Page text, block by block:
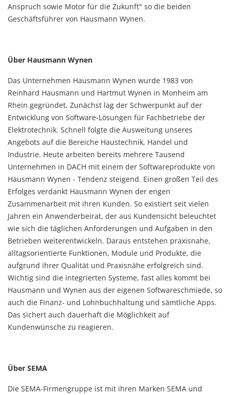
Anspruch sowie Motor für die Zukunft" so die beiden
Geschäftsführer von Hausmann Wynen.
Über Hausmann Wynen
Das Unternehmen Hausmann Wynen wurde 1983 von
Reinhard Hausmann und Hartmut Wynen in Monheim am
Rhein gegründet. Zunächst lag der Schwerpunkt auf der
Entwicklung von Software-Lösungen für Fachbetriebe der
Elektrotechnik. Schnell folgte die Ausweitung unseres
Angebots auf die Bereiche Haustechnik, Handel und
Industrie. Heute arbeiten bereits mehrere Tausend
Unternehmen in DACH mit einem der Softwareprodukte von
Hausmann Wynen - Tendenz steigend. Einen großen Teil des
Erfolges verdankt Hausmann Wynen der engen
Zusammenarbeit mit ihren Kunden. So existiert seit vielen
Jahren ein Anwenderbeirat, der aus Kundensicht beleuchtet
wie sich die täglichen Anforderungen und Aufgaben in den
Betrieben weiterentwickeln. Daraus entstehen praxisnahe,
alltagsorientierte Funktionen, Module und Produkte, die
aufgrund ihrer Qualität und Praxisnähe erfolgreich sind.
Wichtig sind die integrierten Systeme, fast alles kommt bei
Hausmann und Wynen aus der eigenen Softwareschmiede, so
auch die Finanz- und Lohnbuchhaltung und sämtliche Apps.
Das sichert auch dauerhaft die Möglichkeit auf
Kundenwünsche zu reagieren.
Über SEMA
Die SEMA-Firmengruppe ist mit ihren Marken SEMA und